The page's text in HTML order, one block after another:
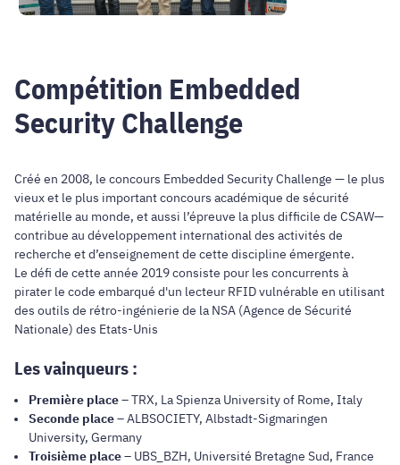
Compétition Embedded
Security Challenge
Créé en 2008, le concours Embedded Security Challenge — le plus
vieux et le plus important concours académique de sécurité
matérielle au monde, et aussi l’épreuve la plus difficile de CSAW—
contribue au développement international des activités de
recherche et d’enseignement de cette discipline émergente.
Le défi de cette année 2019 consiste pour les concurrents à
pirater le code embarqué d'un lecteur RFID vulnérable en utilisant
des outils de rétro-ingénierie de la NSA (Agence de Sécurité
Nationale) des Etats-Unis
Les vainqueurs :
Première place– TRX, La Spienza University of Rome, Italy
Seconde place– ALBSOCIETY, Albstadt-Sigmaringen
University, Germany
Troisième place– UBS_BZH, Université Bretagne Sud, France